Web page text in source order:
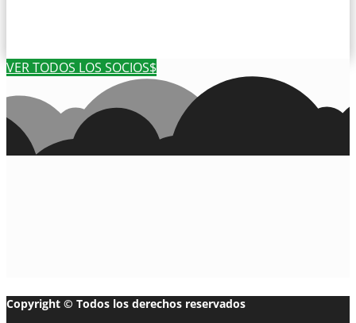
VER TODOS LOS SOCIOS
Copyright © Todos los derechos reservados